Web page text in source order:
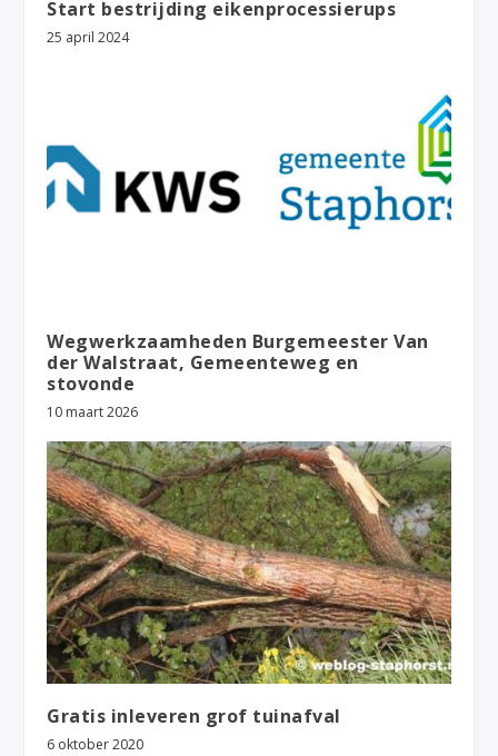
Start bestrijding eikenprocessierups
25 april 2024
Wegwerkzaamheden Burgemeester Van
der Walstraat, Gemeenteweg en
stovonde
10 maart 2026
Gratis inleveren grof tuinafval
6 oktober 2020